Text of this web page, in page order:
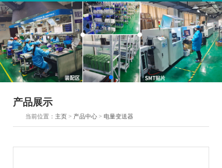
产品展示
当前位置： 主页 > 产品中心 > 电量变送器